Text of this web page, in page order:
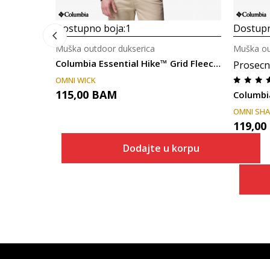
Dostupno boja:1
Columbia Essential Hike™ Grid Fleece Full Zip
Muška outdoor dukserica
OMNI WICK
115,00 BAM
Dodajte u korpu
Muška
OMNI
119,00